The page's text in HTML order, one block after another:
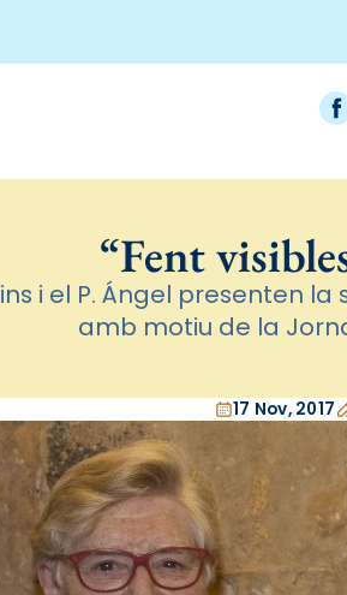
“Fent
i el P. Ángel presenten
amb motiu de la
17 Nov, 2017